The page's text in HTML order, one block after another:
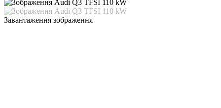
Завантаження зображення